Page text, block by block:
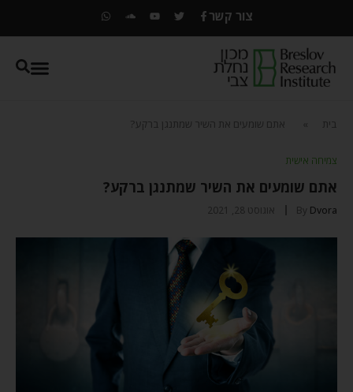
צור קשר
בית אתם שומעים את השיר שמתנגן ברקע?
צמיחה אישית
אתם שומעים את השיר שמתנגן ברקע?
By Dvora אוגוסט 28, 2021